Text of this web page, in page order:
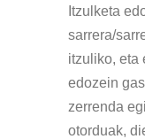
Itzulketa
sarrera/
itzuliko, eta
edozein
zerrenda
otorduak,